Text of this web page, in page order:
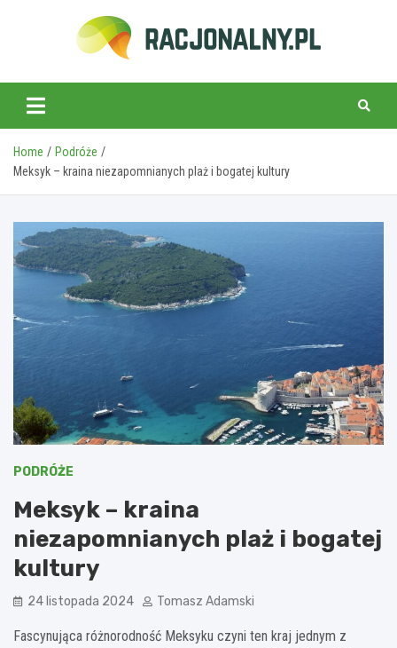
racjonalny.pl
Home
Podróże
Meksyk – kraina niezapomnianych plaż i bogatej kultury
PODRÓŻE
Meksyk – kraina
niezapomnianych plaż i bogatej
kultury
24 listopada 2024 Tomasz Adamski
Fascynująca różnorodność Meksyku czyni ten kraj jednym z